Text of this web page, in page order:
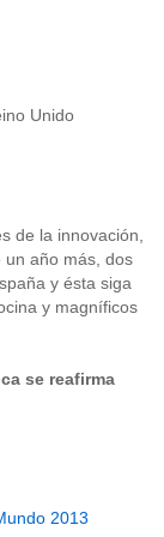
Unido
de la innovación,
un año más, dos
y ésta siga
y magníficos
se reafirma
2013